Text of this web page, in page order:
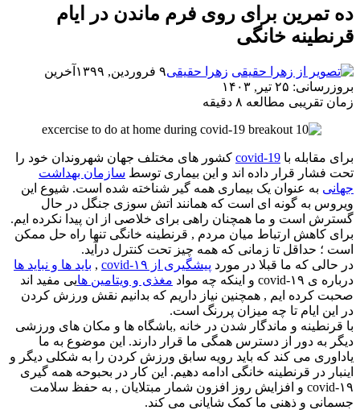
ده تمرین برای روی فرم ماندن در ایام
قرنطینه خانگی
زهرا حقیقی۹ فروردین, ۱۳۹۹
آخرین
بروزرسانی: ۲۵ تیر, ۱۴۰۳
زمان تقریبی مطالعه ۸ دقیقه
برای مقابله با covid-19 کشور های مختلف جهان شهروندان خود را
تحت فشار قرار داده اند و این بیماری توسط سازمان بهداشت
جهانی به عنوان یک بیماری همه گیر شناخته شده است. شیوع این
ویروس به گونه ای است که همانند اتش سوزی جنگل در حال
گسترش است و ما همچنان راهی برای خلاصی از ان پیدا نکرده ایم.
برای کاهش ارتباط میان مردم , قرنطینه خانگی تنها راه حل ممکن
است ؛ حداقل تا زمانی که همه چیز تحت کنترل درآید.
در حالی که ما قبلا در مورد پیشگیری از covid-۱۹ , باید ها و نباید ها
درباره ی covid-۱۹ و اینکه چه مواد
مغذی و ویتامین هایی مفید اند
صحبت کرده ایم , همچنین نیاز داریم که بدانیم نقش ورزش کردن
در این ایام تا چه میزان پررنگ است.
با قرنطینه و ماندگار شدن در خانه ,باشگاه ها و مکان های ورزشی
دیگر به دور از دسترس همگی ما قرار دارند. این موضوع به ما
یاداوری می کند که باید رویه سابق ورزش کردن را به شکلی دیگر و
اینبار در قرنطینه خانگی ادامه دهیم. این کار در بحبوحه همه گیری
covid-۱۹ و افزایش روز افزون شمار مبتلایان , به حفظ سلامت
جسمانی و ذهنی ما کمک شایانی می کند.